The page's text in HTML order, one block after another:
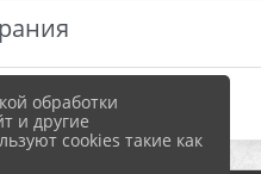
обработки
и другие
cookies такие как